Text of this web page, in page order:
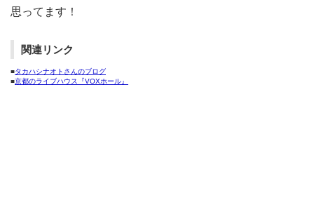
思ってます！
関連リンク
■タカハシナオトさんのブログ
■京都のライブハウス『VOXホール』